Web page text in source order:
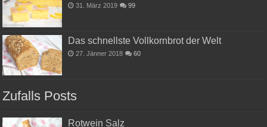
31. März 2019 99
Das schnellste Vollkornbrot der Welt
27. Jänner 2018 60
Zufalls Posts
Rotwein Salz